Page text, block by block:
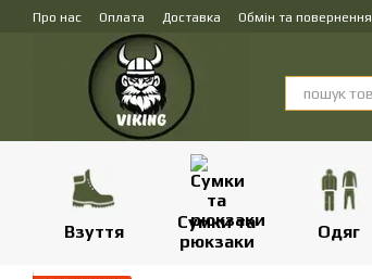
Перейти до основного контенту
Про нас Оплата Доставка Обмін та повернення
Взуття
Сумки та
рюкзаки
Одяг